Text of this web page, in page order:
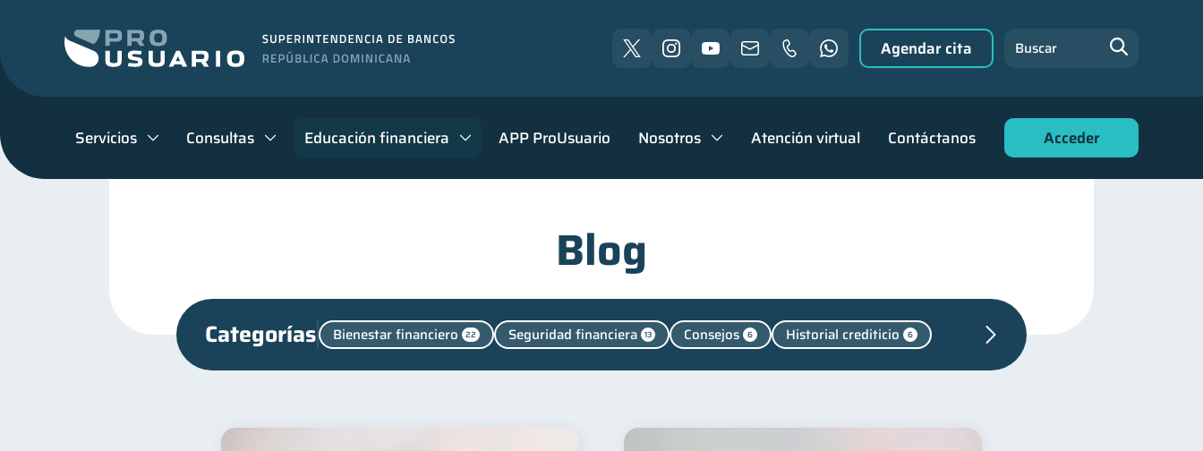
Servicios Consultas Educación financiera APP ProUsuario Nosotros Atención virtual Contáctanos Acceder
Agendar cita Buscar
Blog
Categorías Bienestar financiero 22 Seguridad financiera 13 Consejos 6 Historial crediticio 6